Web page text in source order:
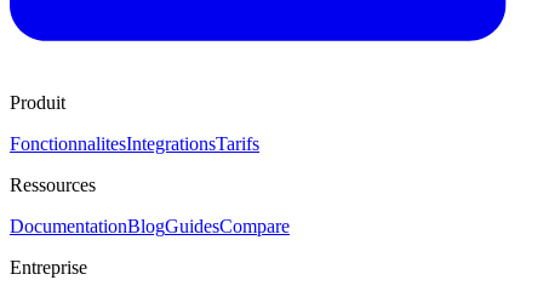
Produit
FonctionnalitesIntegrationsTarifs
Ressources
DocumentationBlogGuidesCompare
Entreprise